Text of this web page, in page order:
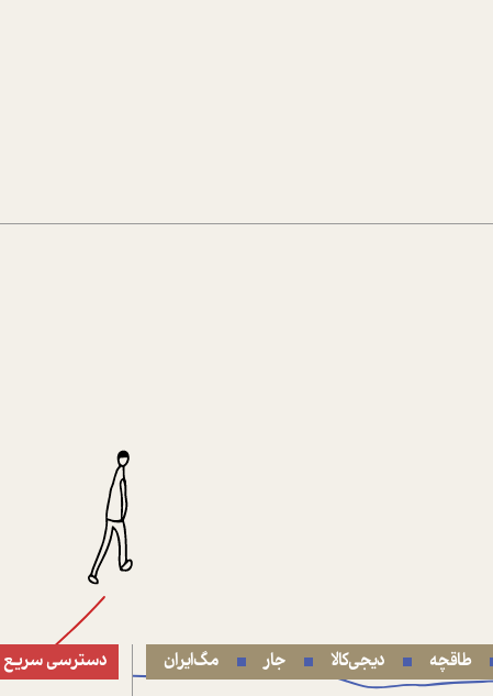
طاقچه دیجی‌کالا جار مگ‌ایران دسترسی سریع